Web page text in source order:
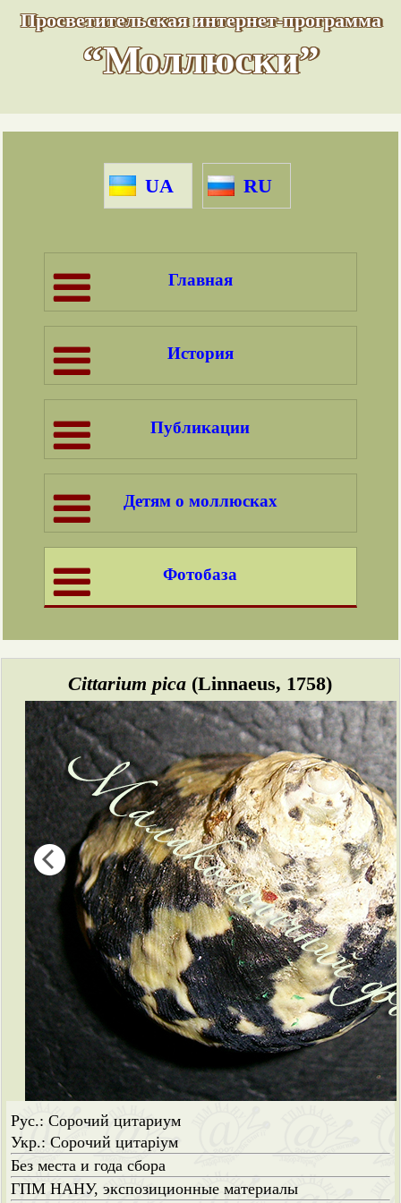
Просветительская интернет-программа
“Моллюски”
UA RU
Главная
История
Публикации
Детям о моллюсках
Фотобаза
Cittarium pica (Linnaeus, 1758)
Рус.: Сорочий цитариум
Укр.: Сорочий цитаріум
Без места и года сбора
ГПМ НАНУ, экспозиционные материалы